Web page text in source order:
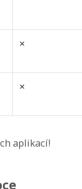
×
×
aplikací!